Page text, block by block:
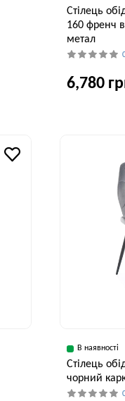
Стілець
160 френч
метал
6,780
В наявності
Стілець
чорний